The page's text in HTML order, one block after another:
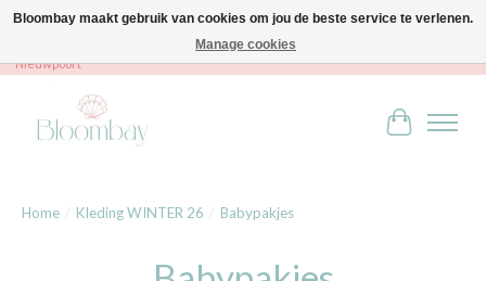
Bloombay - Babies & Kids - Bali home & interior - Robert Orlentpromenade 9A -
Nieuwpoort
Home / Kleding WINTER 26 / Babypakjes
Bloombay maakt gebruik van cookies om jou de beste service te verlenen.
Manage cookies